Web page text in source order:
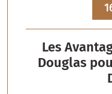
Les
Douglas